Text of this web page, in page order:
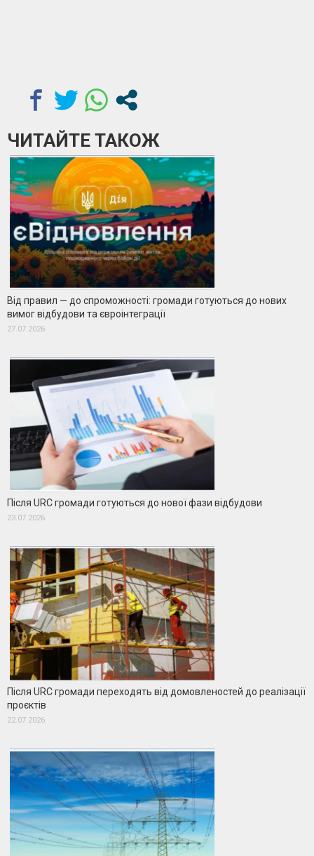
ЧИТАЙТЕ ТАКОЖ
Від правил — до спроможності: громади готуються до нових
вимог відбудови та євроінтеграції
27.07.2026
Після URC громади готуються до нової фази відбудови
23.07.2026
Після URC громади переходять від домовленостей до реалізації
проєктів
22.07.2026